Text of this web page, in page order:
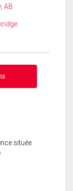
AB
située